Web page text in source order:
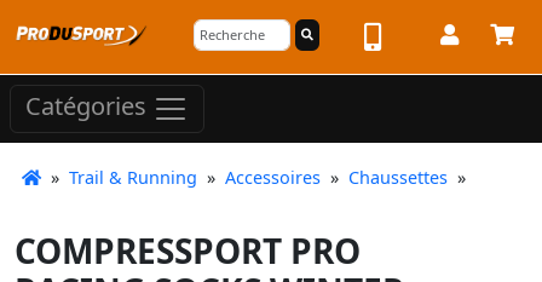
Catégories
» Trail & Running » Accessoires » Chaussettes »
COMPRESSPORT PRO